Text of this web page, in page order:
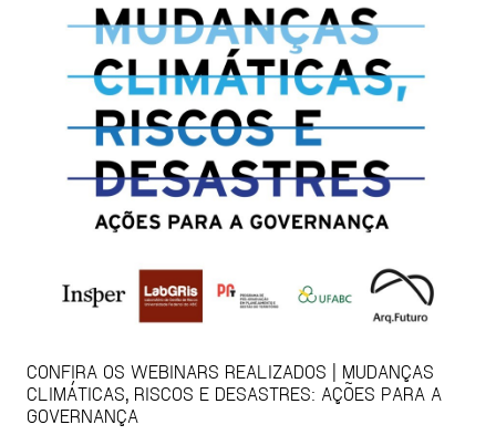
CONFIRA OS WEBINARS REALIZADOS | MUDANÇAS
CLIMÁTICAS, RISCOS E DESASTRES: AÇÕES PARA A
GOVERNANÇA